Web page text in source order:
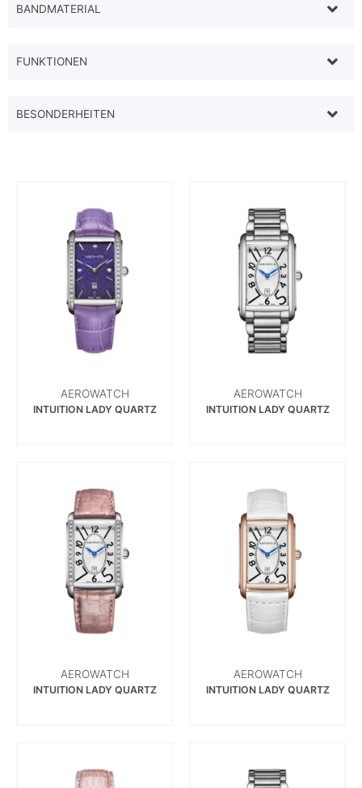
BANDMATERIAL
FUNKTIONEN
BESONDERHEITEN
AEROWATCH
INTUITION LADY QUARTZ
AEROWATCH
INTUITION LADY QUARTZ
AEROWATCH
INTUITION LADY QUARTZ
AEROWATCH
INTUITION LADY QUARTZ